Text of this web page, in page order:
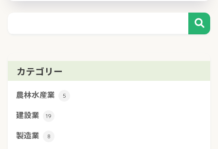
カテゴリー
農林水産業 5
建設業 19
製造業 8